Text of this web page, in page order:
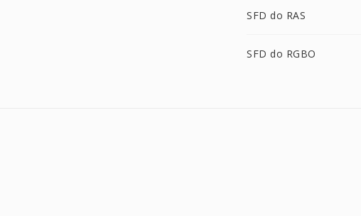
SFD do RAS
SFD do RGBO